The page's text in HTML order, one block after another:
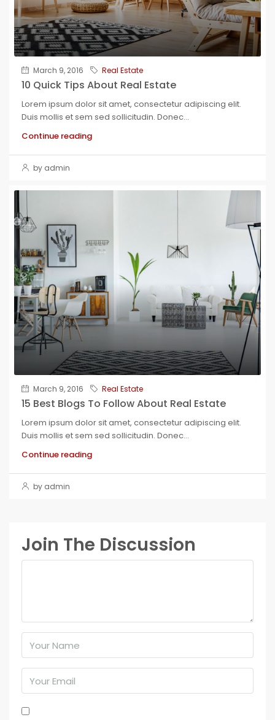
March 9, 2016 Real Estate
10 Quick Tips About Real Estate
Lorem ipsum dolor sit amet, consectetur adipiscing elit.
Duis mollis et sem sed sollicitudin. Donec...
Continue reading
by admin
March 9, 2016 Real Estate
15 Best Blogs To Follow About Real Estate
Lorem ipsum dolor sit amet, consectetur adipiscing elit.
Duis mollis et sem sed sollicitudin. Donec...
Continue reading
by admin
Join The Discussion